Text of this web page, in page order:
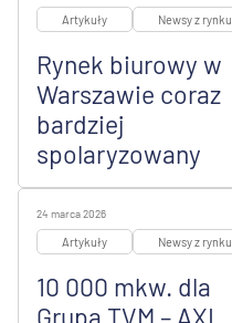
Artykuły Newsy z rynku
Rynek biurowy w
Warszawie coraz
bardziej
spolaryzowany
24 marca 2026
Artykuły Newsy z rynku
10 000 mkw. dla
Grupa TVM – AXI